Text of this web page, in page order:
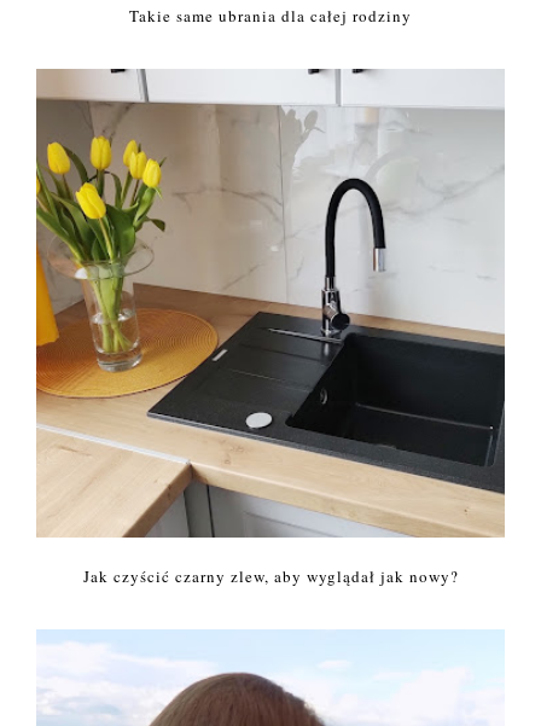
Takie same ubrania dla całej rodziny
Jak czyścić czarny zlew, aby wyglądał jak nowy?